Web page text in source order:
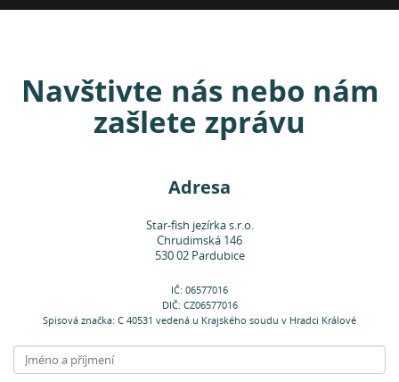
Navštivte nás nebo nám
zašlete zprávu
Adresa
Star-fish jezírka s.r.o.
Chrudimská 146
530 02 Pardubice
IČ: 06577016
DIČ: CZ06577016
Spisová značka: C 40531 vedená u Krajského soudu v Hradci Králové